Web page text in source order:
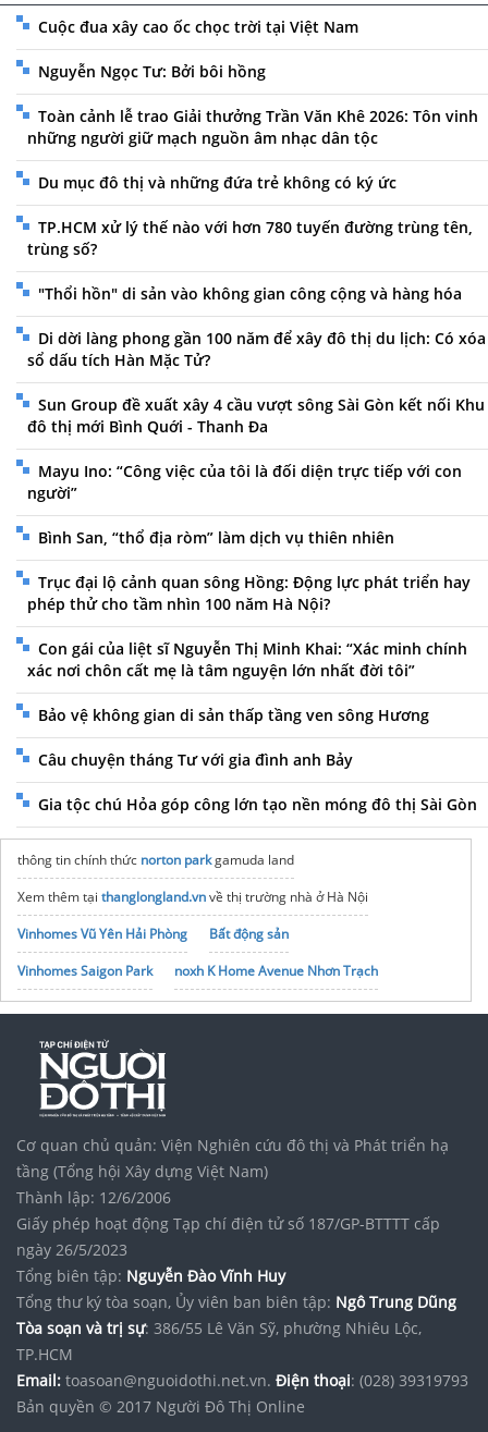
Cuộc đua xây cao ốc chọc trời tại Việt Nam
Nguyễn Ngọc Tư: Bởi bôi hồng
Toàn cảnh lễ trao Giải thưởng Trần Văn Khê 2026: Tôn vinh
những người giữ mạch nguồn âm nhạc dân tộc
Du mục đô thị và những đứa trẻ không có ký ức
TP.HCM xử lý thế nào với hơn 780 tuyến đường trùng tên,
trùng số?
"Thổi hồn" di sản vào không gian công cộng và hàng hóa
Di dời làng phong gần 100 năm để xây đô thị du lịch: Có xóa
sổ dấu tích Hàn Mặc Tử?
Sun Group đề xuất xây 4 cầu vượt sông Sài Gòn kết nối Khu
đô thị mới Bình Quới - Thanh Đa
Mayu Ino: “Công việc của tôi là đối diện trực tiếp với con
người”
Bình San, “thổ địa ròm” làm dịch vụ thiên nhiên
Trục đại lộ cảnh quan sông Hồng: Động lực phát triển hay
phép thử cho tầm nhìn 100 năm Hà Nội?
Con gái của liệt sĩ Nguyễn Thị Minh Khai: “Xác minh chính
xác nơi chôn cất mẹ là tâm nguyện lớn nhất đời tôi”
Bảo vệ không gian di sản thấp tầng ven sông Hương
Câu chuyện tháng Tư với gia đình anh Bảy
Gia tộc chú Hỏa góp công lớn tạo nền móng đô thị Sài Gòn
thông tin chính thức norton parkgamuda land
Xem thêm tại thanglongland.vnvề thị trường nhà ở Hà Nội
Vinhomes Vũ Yên Hải Phòng
Bất động sản
Vinhomes Saigon Park
noxh K Home Avenue Nhơn Trạch
Tập đoàn Bcons Group
Cơ quan chủ quản: Viện Nghiên cứu đô thị và Phát triển hạ
tầng (Tổng hội Xây dựng Việt Nam)
Thành lập: 12/6/2006
Giấy phép hoạt động Tạp chí điện tử số 187/GP-BTTTT cấp
ngày 26/5/2023
Tổng biên tập: Nguyễn Đào Vĩnh Huy
Tổng thư ký tòa soạn, Ủy viên ban biên tập: Ngô Trung Dũng
Tòa soạn và trị sự: 386/55 Lê Văn Sỹ, phường Nhiêu Lộc,
TP.HCM
Email: toasoan@nguoidothi.net.vn. Điện thoại: (028) 39319793
Bản quyền © 2017 Người Đô Thị Online